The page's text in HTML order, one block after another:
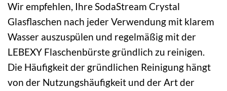
Wir empfehlen, Ihre SodaStream Crystal
Glasflaschen nach jeder Verwendung mit klarem
Wasser auszuspülen und regelmäßig mit der
LEBEXY Flaschenbürste gründlich zu reinigen.
Die Häufigkeit der gründlichen Reinigung hängt
von der Nutzungshäufigkeit und der Art der